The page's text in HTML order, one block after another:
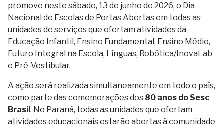
promove neste sábado, 13 de junho de 2026, o Dia
Nacional de Escolas de Portas Abertas em todas as
unidades de serviços que ofertam atividades da
Educação Infantil, Ensino Fundamental, Ensino Médio,
Futuro Integral na Escola, Línguas, Robótica/InovaLab
e Pré-Vestibular.
A ação será realizada simultaneamente em todo o país,
como parte das comemorações dos 80 anos do Sesc
Brasil. No Paraná, todas as unidades que ofertam
atividades educacionais estarão abertas à comunidade